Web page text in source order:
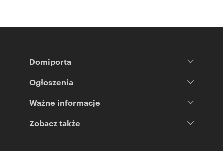
Domiporta
Ogłoszenia
Ważne informacje
Zobacz także